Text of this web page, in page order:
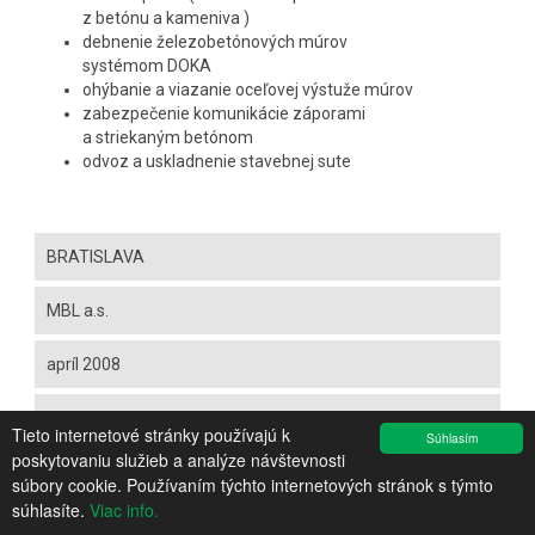
Súhlasím
Tieto internetové stránky používajú k
poskytovaniu služieb a analýze návštevnosti
súbory cookie. Používaním týchto internetových stránok s týmto
súhlasíte. Viac info.
z betónu a kameniva )
debnenie železobetónových múrov
systémom DOKA
ohýbanie a viazanie oceľovej výstuže múrov
zabezpečenie komunikácie záporami
a striekaným betónom
odvoz a uskladnenie stavebnej sute
BRATISLAVA
MBL a.s.
apríl 2008